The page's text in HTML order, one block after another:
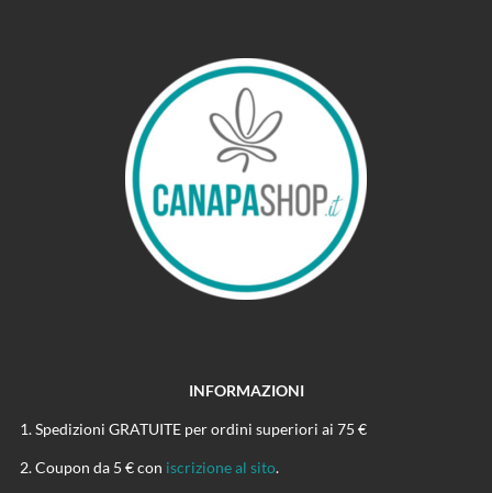
INFORMAZIONI
Spedizioni GRATUITE per ordini superiori ai 75 €
Coupon da 5 € con iscrizione al sito.